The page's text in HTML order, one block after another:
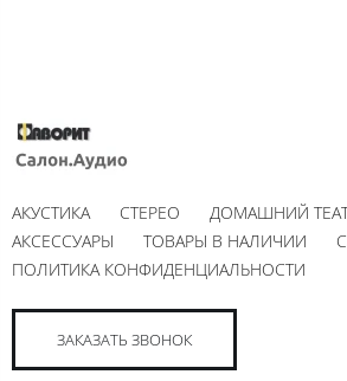
АКУСТИКА СТЕРЕО
ДОМАШНИЙ
АКСЕССУАРЫ
ТОВАРЫ В НАЛИЧИИ
ПОЛИТИКА КОНФИДЕНЦИАЛЬНОСТИ
ЗАКАЗАТЬ ЗВОНОК